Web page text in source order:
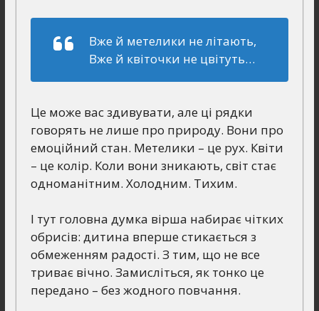
Вже й метелики не літають,
Вже й квіточки не цвітуть…
Це може вас здивувати, але ці рядки
говорять не лише про природу. Вони про
емоційний стан. Метелики – це рух. Квіти
– це колір. Коли вони зникають, світ стає
одноманітним. Холодним. Тихим.
І тут головна думка вірша набирає чітких
обрисів: дитина вперше стикається з
обмеженням радості. З тим, що не все
триває вічно. Замисліться, як тонко це
передано – без жодного повчання.